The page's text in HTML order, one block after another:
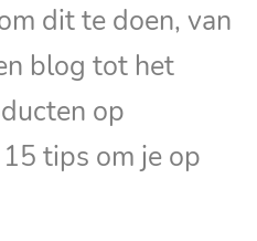
dit te doen, van
blog tot het
op
tips om je op